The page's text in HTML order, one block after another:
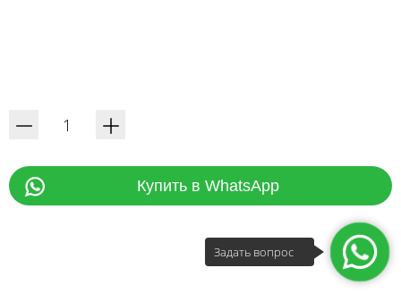
Купить в WhatsApp
Задать вопрос